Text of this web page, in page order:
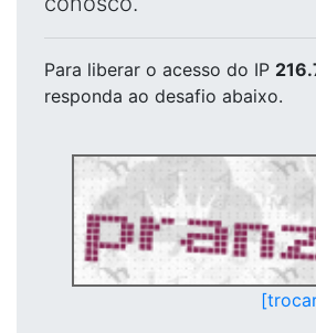
Para liberar o acesso do IP
responda ao desafio abaixo.